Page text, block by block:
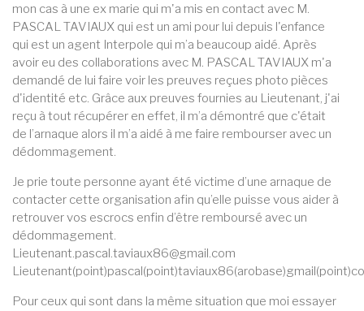
mon cas à une ex marie qui m'a mis en contact avec M.
PASCAL TAVIAUX qui est un ami pour lui depuis l'enfance
qui est un agent Interpole qui m’a beaucoup aidé. Après
avoir eu des collaborations avec M. PASCAL TAVIAUX m'a
demandé de lui faire voir les preuves reçues photo pièces
d'identité etc. Grâce aux preuves fournies au Lieutenant, j'ai
reçu à tout récupérer en effet, il m’a démontré que c'était
de l’arnaque alors il m’a aidé à me faire rembourser avec un
dédommagement.
Je prie toute personne ayant été victime d’une arnaque de
contacter cette organisation afin qu’elle puisse vous aider à
retrouver vos escrocs enfin d’être remboursé avec un
dédommagement.
Lieutenant.pascal.taviaux86@gmail.com
Pour ceux qui sont dans la même situation que moi essayer